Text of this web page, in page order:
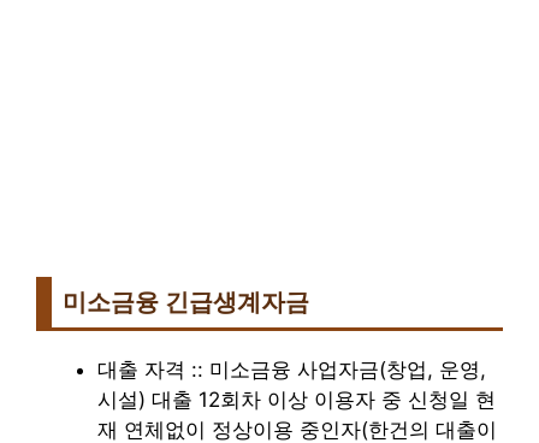
미소금융 긴급생계자금
대출 자격 :: 미소금융 사업자금(창업, 운영,
시설) 대출 12회차 이상 이용자 중 신청일 현
재 연체없이 정상이용 중인자(한건의 대출이